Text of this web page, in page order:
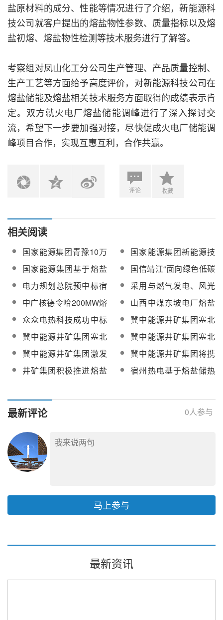
盐原材料的成分、性能等情况进行了介绍，新能源科
技公司就客户提出的熔盐物性参数、质量指标以及熔
盐初熔、熔盐物性检测等技术服务进行了解答。
考察组对凤山化工分公司生产管理、产品质量控制、
生产工艺等方面给予高度评价，对新能源科技公司在
熔盐储能及熔盐相关技术服务方面取得的成绩表示肯
定。双方就火电厂熔盐储能调峰进行了深入探讨交
流，希望下一步要加强对接，尽快促成火电厂储能调
峰项目合作，实现互惠互利，合作共赢。
评论 收藏
相关阅读
国家能源集团青豫10万
千瓦光热项目配套工程
获批
国家能源集团新能源技
术研究院有限公司董事
长褚景春：新型储能大
有可为
国家能源集团基于熔盐
储热的煤电灵活性关键
技术研究及示范应用项
目勘察设计招标
国信靖江“面向绿色低碳
电力系统的熔盐储能关
键技术研发”获得江苏省
专项资金
电力规划总院预中标宿
州电厂2023年9月熔盐
储热初步设计方案评审
服务
采用与燃气发电、风光
电协同耦合降低电力消
耗！山西建龙实施熔盐
储热煤气调峰项目
中广核德令哈200MW熔
盐塔式光热项目EPC招
标
山西中煤东坡电厂熔盐
储能改造项目初步可行
性研究服务采购
众众电热科技成功中标
华能熔盐储能装置科研
项目熔盐电加热器
冀中能源井矿集团塞北
农光互补光热项目顺利
开工
冀中能源井矿集团塞北
“农光互补”光热供汽项目
造价咨询服务招标
冀中能源井矿集团塞北
“农光互补”光热供汽项目
获批
冀中能源井矿集团激发
内生活力推进企业高质
量发展
冀中能源井矿集团将携
二元、三元、低熔点等
系列熔盐产品亮相常州
井矿集团积极推进熔盐
宿州热电基于熔盐储热
察设计中标候选公示
最新评论 0人参与
马上参与
最新资讯